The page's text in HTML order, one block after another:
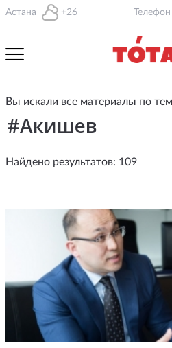
Астана +26
Вы искали все материалы по
Найдено результатов: 109